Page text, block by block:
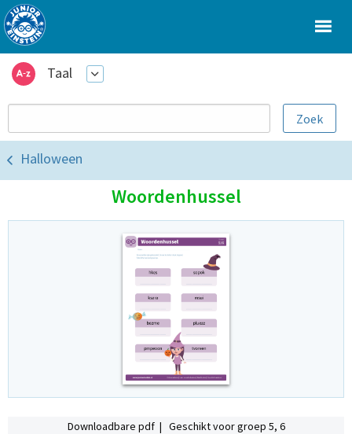
Taal
Halloween
Woordenhussel
Downloadbare pdf | Geschikt voor groep 5, 6